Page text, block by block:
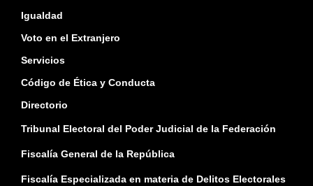
Igualdad
Voto en el Extranjero
Servicios
Código de Ética y Conducta
Directorio
Tribunal Electoral del Poder Judicial de la Federación
Fiscalía General de la República
Fiscalía Especializada en materia de Delitos Electorales